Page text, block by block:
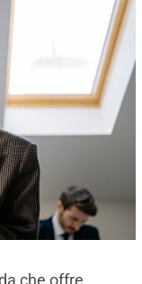
che offre